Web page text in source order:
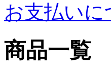
お支払いに
商品一覧